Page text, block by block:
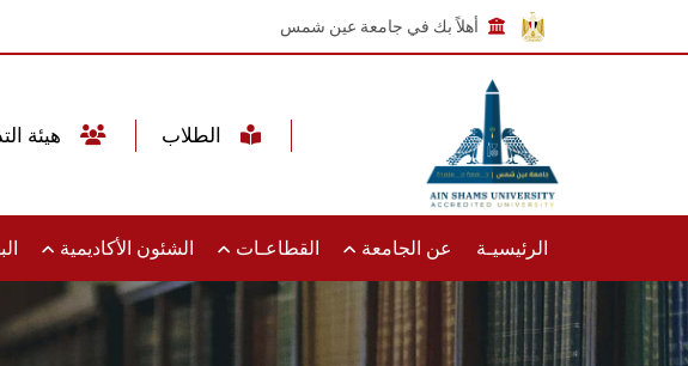
أهلاً بك في جامعة عين شمس
الرئيسيـة عن الجامعة القطاعـات الشئون الأكاديمية